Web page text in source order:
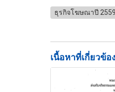
ธุรกิจโฆษณาปี 2559
เนื้อหาที่เกี่ยวข้อ